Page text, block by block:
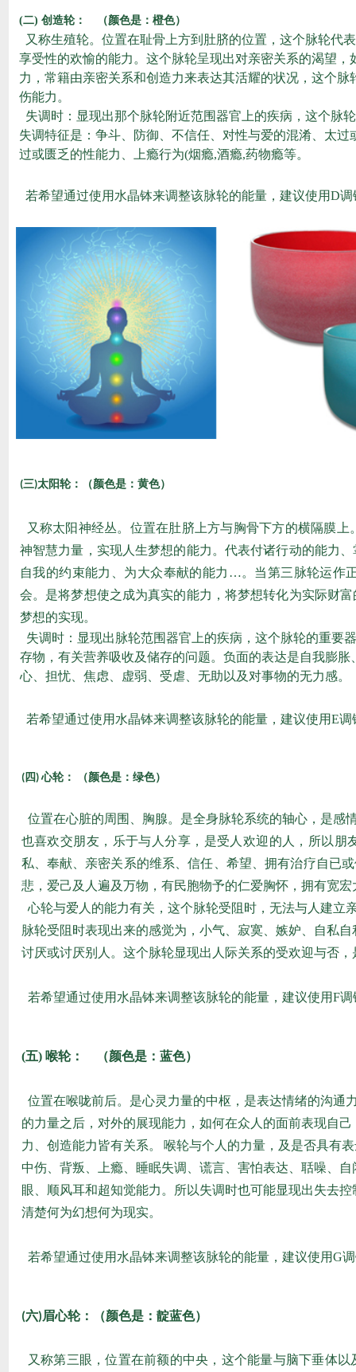
(二) 创造轮： （颜色是：橙色）
又称生殖轮。位置在耻骨上方到肚脐的位置，这个脉轮代
享受性的欢愉的能力。这个脉轮呈现出对亲密关系的渴望
力，常籍由亲密关系和创造力来表达其活耀的状况，这个
伤能力。
失调时：显现出那个脉轮附近范围器官上的疾病，这个脉
失调特征是：争斗、防御、不信任、对性与爱的混淆、太
过或匮乏的性能力、上瘾行为(烟瘾,酒瘾,药物瘾等。
若希望通过使用水晶钵来调整该脉轮的能量，建议使用D
(三)太阳轮：（颜色是：黄色）
又称太阳神经丛。位置在肚脐上方与胸骨下方的横隔膜
神智慧力量，实现人生梦想的能力。代表付诸行动的能力
自我的约束能力、为大众奉献的能力…。当第三脉轮运作
会。是将梦想使之成为真实的能力，将梦想转化为实际财
梦想的实现。
失调时：显现出脉轮范围器官上的疾病，这个脉轮的重要
存物，有关营养吸收及储存的问题。负面的表达是自我膨
心、担忧、焦虑、虚弱、受虐、无助以及对事物的无力感。
若希望通过使用水晶钵来调整该脉轮的能量，建议使用E
(四 ) 心轮： （颜色是：绿色）
位置在心脏的周围、胸腺。是全身脉轮系统的轴心，是感
也喜欢交朋友，乐于与人分享，是受人欢迎的人，所以
私、奉献、亲密关系的维系、信任、希望、拥有治疗自已
悲，爱己及人遍及万物，有民胞物予的仁爱胸怀，拥有宽
心轮与爱人的能力有关，这个脉轮受阻时，无法与人建立
脉轮受阻时表现出来的感觉为，小气、寂寞、嫉妒、自私
讨厌或讨厌别人。这个脉轮显现出人际关系的受欢迎与否
若希望通过使用水晶钵来调整该脉轮的能量，建议使用F
(五) 喉轮： （颜色是：蓝色）
位置在喉咙前后。是心灵力量的中枢，是表达情绪的沟通
的力量之后，对外的展现能力，如何在众人的面前表现自
力、创造能力皆有关系。
喉轮与个人的力量，及是否具有
中伤、背叛、上瘾、睡眠失调、谎言、害怕表达、聒噪、
眼、顺风耳和超知觉能力。所以失调时也可能显现出失去
清楚何为幻想何为现实。
若希望通过使用水晶钵来调整该脉轮的能量，建议使用G
(六)眉心轮：（颜色是：靛蓝色）
又称第三眼，位置在前额的中央，这个能量与脑下垂体